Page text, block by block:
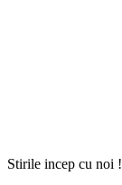
Stirile incep cu noi !